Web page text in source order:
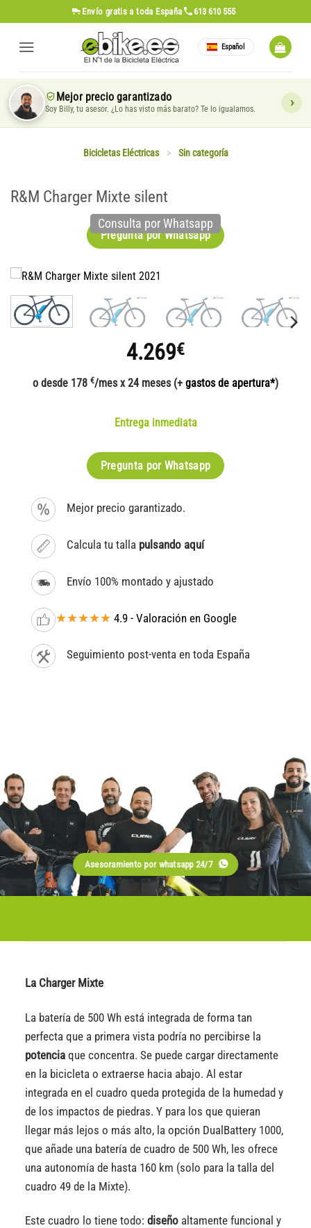
al
contenido
Envío gratis a toda España 613 610 555
Español
Mejor precio garantizado
Soy Billy, tu asesor. ¿Lo has visto más barato? Te lo igualamos.
Bicicletas Eléctricas > Sin categoría
R&M Charger Mixte silent
Pregunta por Whatsapp
Consulta por Whatsapp
4.269€
o desde 178 €/mes x 24 meses (+ gastos de apertura*)
Entrega inmediata
Pregunta por Whatsapp
Mejor precio garantizado.
Calcula tu talla pulsando aquí
Envío 100% montado y ajustado
★★★★★ 4.9 - Valoración en Google
Seguimiento post-venta en toda España
Asesoramiento por whatsapp 24/7
La Charger Mixte
La batería de 500 Wh está integrada de forma tan
perfecta que a primera vista podría no percibirse la
potencia que concentra. Se puede cargar directamente
en la bicicleta o extraerse hacia abajo. Al estar
integrada en el cuadro queda protegida de la humedad y
de los impactos de piedras. Y para los que quieran
llegar más lejos o más alto, la opción DualBattery 1000,
que añade una batería de cuadro de 500 Wh, les ofrece
una autonomía de hasta 160 km (solo para la talla del
cuadro 49 de la Mixte).
Este cuadro lo tiene todo:diseño altamente funcional y